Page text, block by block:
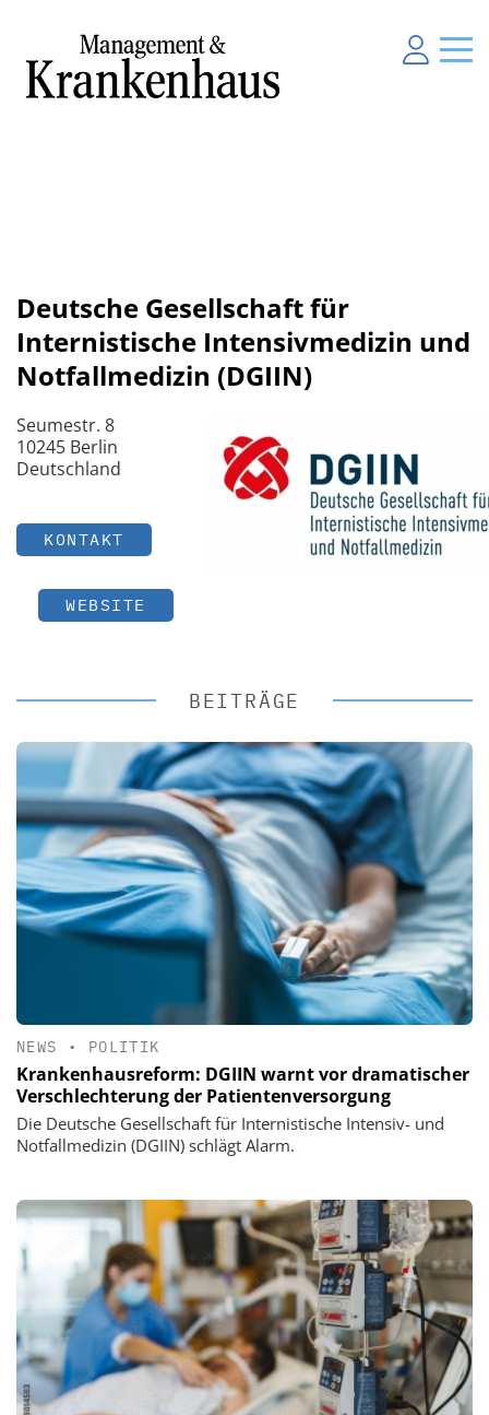
Deutsche Gesellschaft für
Internistische Intensivmedizin und
Notfallmedizin (DGIIN)
Seumestr. 8
10245 Berlin
Deutschland
KONTAKT
WEBSITE
BEITRÄGE
NEWS • POLITIK
Krankenhausreform: DGIIN warnt vor dramatischer
Verschlechterung der Patientenversorgung
Die Deutsche Gesellschaft für Internistische Intensiv- und
Notfallmedizin (DGIIN) schlägt Alarm.